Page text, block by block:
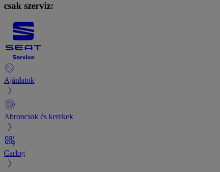
csak szerviz:
Ajánlatok
Abroncsok és kerekek
Carlog